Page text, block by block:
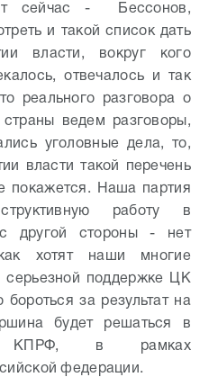
сейчас - Бессонов,
и такой список дать
власти, вокруг кого
отвечалось и так
реального разговора о
ведем разговоры,
уголовные дела, то,
власти такой перечень
покажется. Наша партия
работу в
с другой стороны - нет
хотят наши многие
поддержке ЦК
бороться за результат на
будет решаться в
КПРФ, в рамках
федерации.